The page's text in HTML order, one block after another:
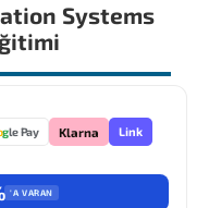
Systems
gle Pay Klarna Link
'A VARAN